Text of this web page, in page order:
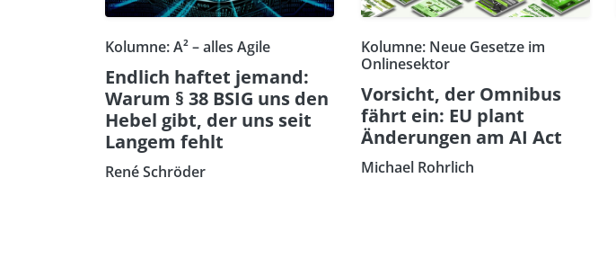
Kolumne: A² – alles Agile
Endlich haftet jemand:
Warum § 38 BSIG uns den
Hebel gibt, der uns seit
Langem fehlt
René Schröder
Kolumne: Neue Gesetze im
Onlinesektor
Vorsicht, der Omnibus
fährt ein: EU plant
Änderungen am AI Act
Michael Rohrlich